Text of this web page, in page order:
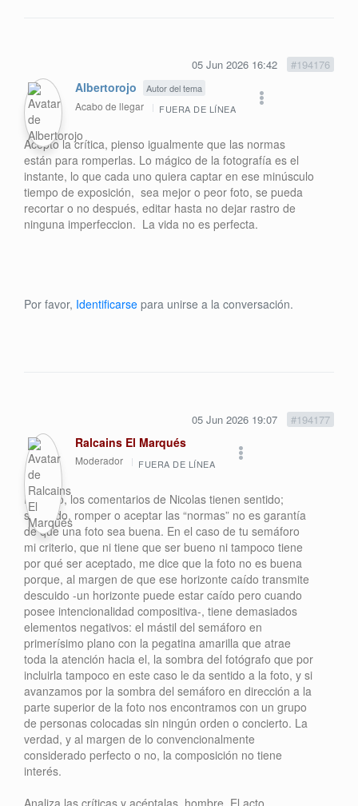
05 Jun 2026 16:42 #194176
Albertorojo Autor del tema
Acabo de llegar FUERA DE LÍNEA
Acepto la crítica, pienso igualmente que las normas
están para romperlas. Lo mágico de la fotografía es el
instante, lo que cada uno quiera captar en ese minúsculo
tiempo de exposición, sea mejor o peor foto, se pueda
recortar o no después, editar hasta no dejar rastro de
ninguna imperfeccion. La vida no es perfecta.
Por favor, Identificarse para unirse a la conversación.
05 Jun 2026 19:07 #194177
Ralcains El Marqués
Moderador FUERA DE LÍNEA
Primero, los comentarios de Nicolas tienen sentido;
segundo, romper o aceptar las “normas” no es garantía
de que una foto sea buena. En el caso de tu semáforo
mi criterio, que ni tiene que ser bueno ni tampoco tiene
por qué ser aceptado, me dice que la foto no es buena
porque, al margen de que ese horizonte caído transmite
descuido -un horizonte puede estar caído pero cuando
posee intencionalidad compositiva-, tiene demasiados
elementos negativos: el mástil del semáforo en
primerísimo plano con la pegatina amarilla que atrae
toda la atención hacia el, la sombra del fotógrafo que por
incluirla tampoco en este caso le da sentido a la foto, y si
avanzamos por la sombra del semáforo en dirección a la
parte superior de la foto nos encontramos con un grupo
de personas colocadas sin ningún orden o concierto. La
verdad, y al margen de lo convencionalmente
considerado perfecto o no, la composición no tiene
interés.
Analiza las críticas y acéptalas, hombre. El acto